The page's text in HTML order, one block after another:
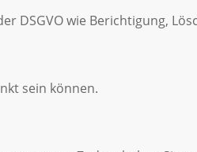
DSGVO wie Berichtigung,
sein können.